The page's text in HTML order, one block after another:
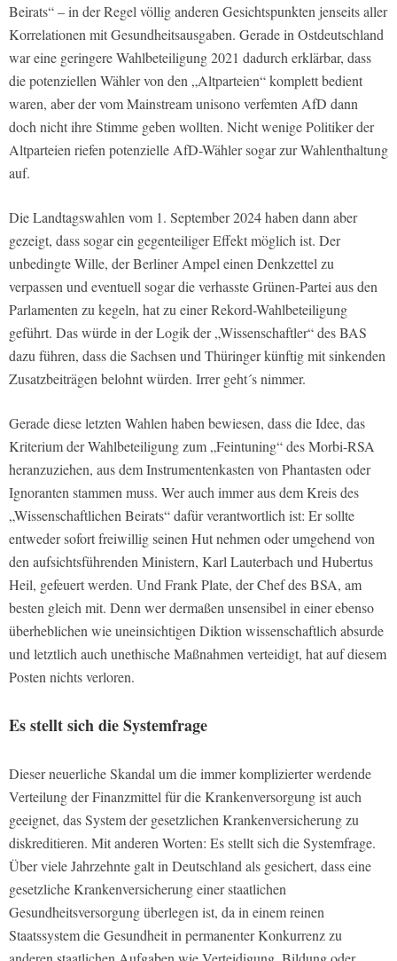
Beirats“ – in der Regel völlig anderen Gesichtspunkten jenseits aller
Korrelationen mit Gesundheitsausgaben. Gerade in Ostdeutschland
war eine geringere Wahlbeteiligung 2021 dadurch erklärbar, dass
die potenziellen Wähler von den „Altparteien“ komplett bedient
waren, aber der vom Mainstream unisono verfemten AfD dann
doch nicht ihre Stimme geben wollten. Nicht wenige Politiker der
Altparteien riefen potenzielle AfD-Wähler sogar zur Wahlenthaltung
auf.
Die Landtagswahlen vom 1. September 2024 haben dann aber
gezeigt, dass sogar ein gegenteiliger Effekt möglich ist. Der
unbedingte Wille, der Berliner Ampel einen Denkzettel zu
verpassen und eventuell sogar die verhasste Grünen-Partei aus den
Parlamenten zu kegeln, hat zu einer Rekord-Wahlbeteiligung
geführt. Das würde in der Logik der „Wissenschaftler“ des BAS
dazu führen, dass die Sachsen und Thüringer künftig mit sinkenden
Zusatzbeiträgen belohnt würden. Irrer geht´s nimmer.
Gerade diese letzten Wahlen haben bewiesen, dass die Idee, das
Kriterium der Wahlbeteiligung zum „Feintuning“ des Morbi-RSA
heranzuziehen, aus dem Instrumentenkasten von Phantasten oder
Ignoranten stammen muss. Wer auch immer aus dem Kreis des
„Wissenschaftlichen Beirats“ dafür verantwortlich ist: Er sollte
entweder sofort freiwillig seinen Hut nehmen oder umgehend von
den aufsichtsführenden Ministern, Karl Lauterbach und Hubertus
Heil, gefeuert werden. Und Frank Plate, der Chef des BSA, am
besten gleich mit. Denn wer dermaßen unsensibel in einer ebenso
überheblichen wie uneinsichtigen Diktion wissenschaftlich absurde
und letztlich auch unethische Maßnahmen verteidigt, hat auf diesem
Posten nichts verloren.
Es stellt sich die Systemfrage
Dieser neuerliche Skandal um die immer komplizierter werdende
Verteilung der Finanzmittel für die Krankenversorgung ist auch
geeignet, das System der gesetzlichen Krankenversicherung zu
diskreditieren. Mit anderen Worten: Es stellt sich die Systemfrage.
Über viele Jahrzehnte galt in Deutschland als gesichert, dass eine
gesetzliche Krankenversicherung einer staatlichen
Gesundheitsversorgung überlegen ist, da in einem reinen
Staatssystem die Gesundheit in permanenter Konkurrenz zu